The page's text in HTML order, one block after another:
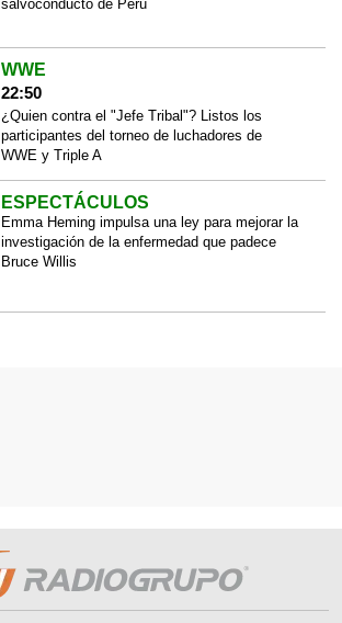
salvoconducto de Perú
WWE
22:50
¿Quien contra el "Jefe Tribal"? Listos los
participantes del torneo de luchadores de
WWE y Triple A
ESPECTÁCULOS
Emma Heming impulsa una ley para mejorar la
investigación de la enfermedad que padece
Bruce Willis